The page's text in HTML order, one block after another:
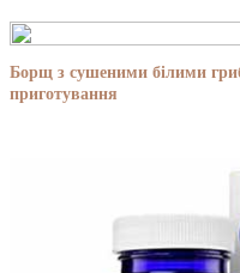
Борщ з сушеними білими
приготування